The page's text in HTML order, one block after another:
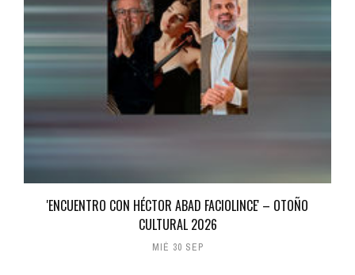
'ENCUENTRO CON HÉCTOR ABAD FACIOLINCE' – OTOÑO
CULTURAL 2026
MIÉ 30 SEP